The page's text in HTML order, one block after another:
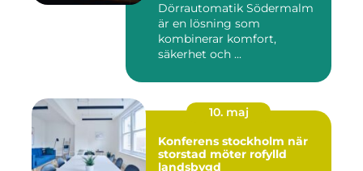
Dörrautomatik Södermalm
är en lösning som
kombinerar komfort,
säkerhet och ...
10. maj
Konferens stockholm när
storstad möter rofylld
landsbygd